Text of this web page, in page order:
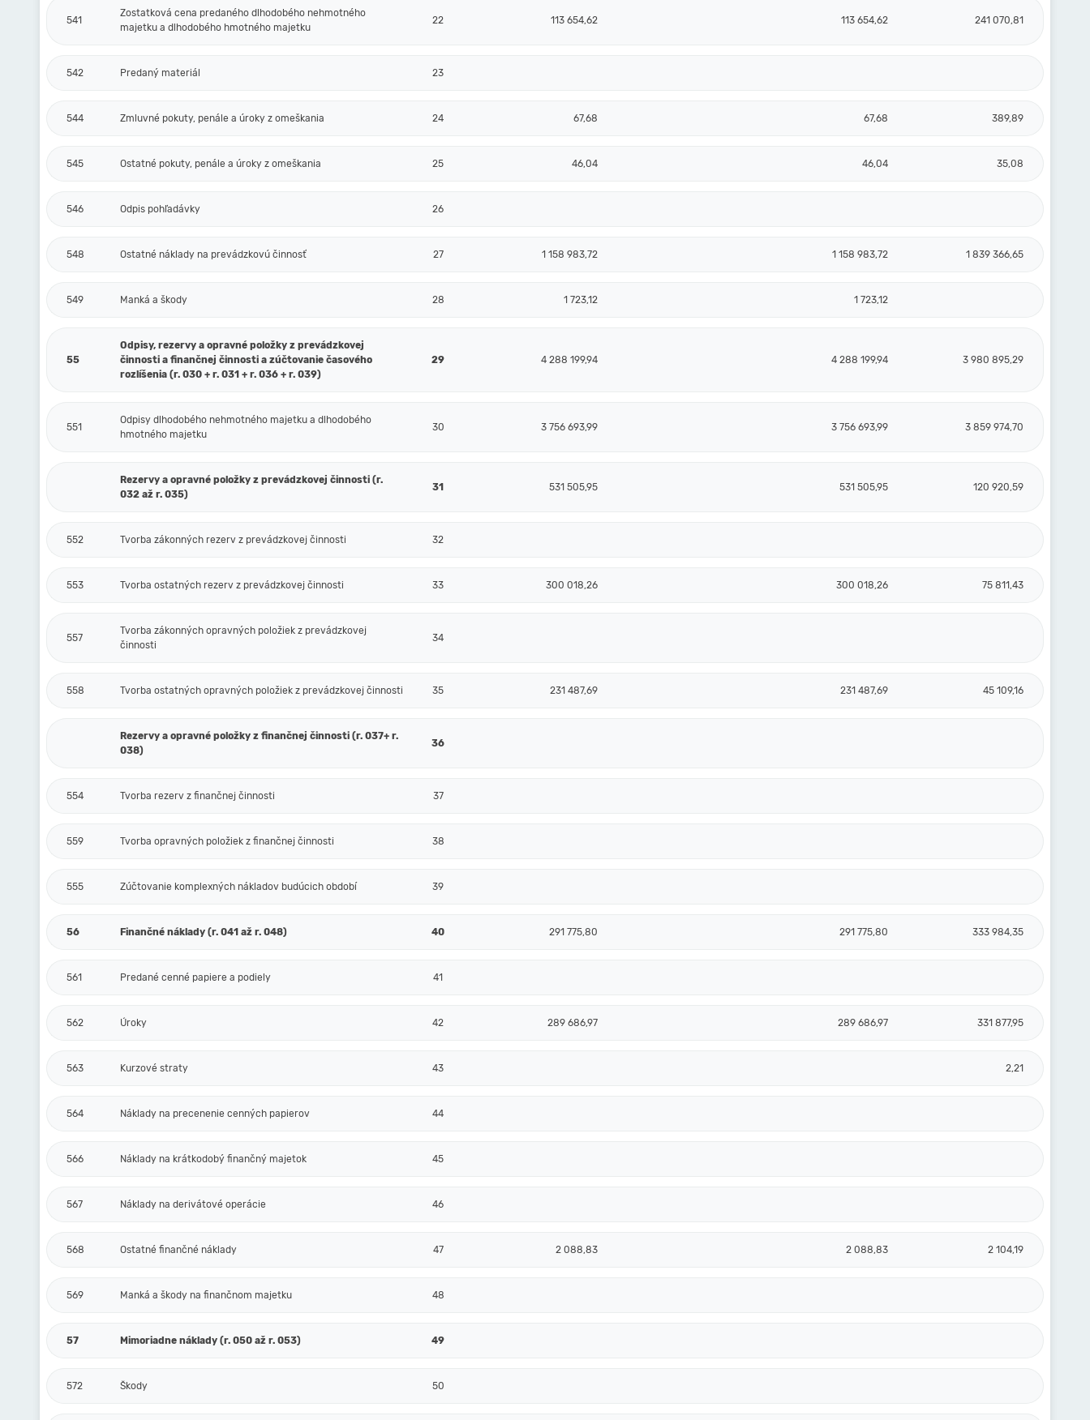
541
Zostatková cena predaného dlhodobého nehmotného
majetku a dlhodobého hmotného majetku
22 113 654,62 113 654,62 241 070,81
542 Predaný materiál 23
544 Zmluvné pokuty, penále a úroky z omeškania 24 67,68 67,68 389,89
545 Ostatné pokuty, penále a úroky z omeškania 25 46,04 46,04 35,08
546 Odpis pohľadávky 26
548 Ostatné náklady na prevádzkovú činnosť 27 1 158 983,72 1 158 983,72 1 839 366,65
549 Manká a škody 28 1 723,12 1 723,12
55
Odpisy, rezervy a opravné položky z prevádzkovej
činnosti a finančnej činnosti a zúčtovanie časového
rozlíšenia (r. 030 + r. 031 + r. 036 + r. 039)
29 4 288 199,94 4 288 199,94 3 980 895,29
551
Odpisy dlhodobého nehmotného majetku a dlhodobého
hmotného majetku
30 3 756 693,99 3 756 693,99 3 859 974,70
Rezervy a opravné položky z prevádzkovej činnosti (r.
032 až r. 035)
31 531 505,95 531 505,95 120 920,59
552 Tvorba zákonných rezerv z prevádzkovej činnosti 32
553 Tvorba ostatných rezerv z prevádzkovej činnosti 33 300 018,26 300 018,26 75 811,43
557
Tvorba zákonných opravných položiek z prevádzkovej
činnosti
34
558 Tvorba ostatných opravných položiek z prevádzkovej činnosti 35 231 487,69 231 487,69 45 109,16
Rezervy a opravné položky z finančnej činnosti (r. 037+ r.
038)
36
554 Tvorba rezerv z finančnej činnosti 37
559 Tvorba opravných položiek z finančnej činnosti 38
555 Zúčtovanie komplexných nákladov budúcich období 39
56 Finančné náklady (r. 041 až r. 048) 40 291 775,80 291 775,80 333 984,35
561 Predané cenné papiere a podiely 41
562 Úroky 42 289 686,97 289 686,97 331 877,95
563 Kurzové straty 43 2,21
564 Náklady na precenenie cenných papierov 44
566 Náklady na krátkodobý finančný majetok 45
567 Náklady na derivátové operácie 46
568 Ostatné finančné náklady 47 2 088,83 2 088,83 2 104,19
569 Manká a škody na finančnom majetku 48
57 Mimoriadne náklady (r. 050 až r. 053) 49
572 Škody 50